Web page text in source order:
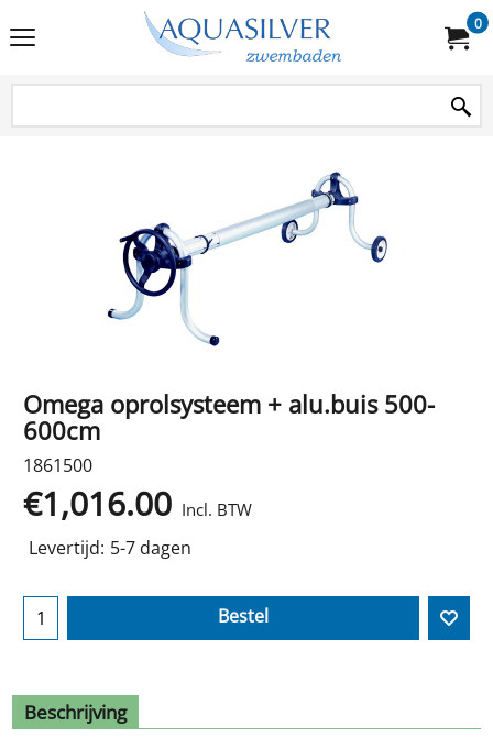
0
Omega oprolsysteem + alu.buis 500-
600cm
1861500
€1,016.00 Incl. BTW
Levertijd: 5-7 dagen
Bestel
Beschrijving